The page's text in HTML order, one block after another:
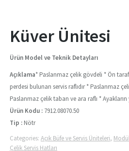
Küver Ünitesi
Ürün Model ve Teknik Detayları
Açıklama* Paslanmaz çelik gövdeli * Ön
perdesi bulunan servis raflıdır * Paslanmaz
Paslanmaz çelik taban ve ara raflı *
Ürün Kodu : 7912.08070.50
Tip : Nötr
Categories: Açık Büfe ve Servis Üniteleri,
Çelik Servis Hatları